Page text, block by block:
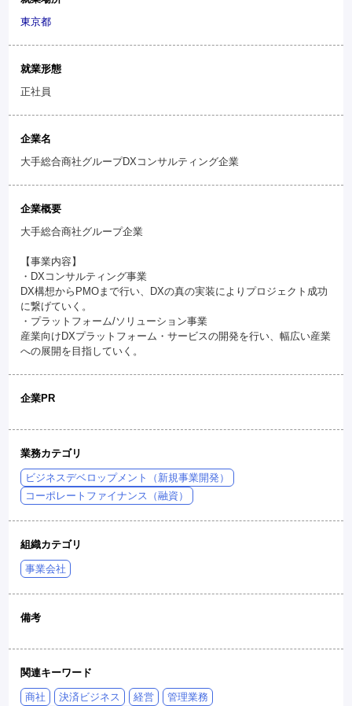
東京都
就業形態
正社員
企業名
大手総合商社グループDXコンサルティング企業
企業概要
大手総合商社グループ企業
【事業内容】
・DXコンサルティング事業
DX構想からPMOまで行い、DXの真の実装によりプロジェクト成功
に繋げていく。
・プラットフォーム/ソリューション事業
産業向けDXプラットフォーム・サービスの開発を行い、幅広い産業
への展開を目指していく。
企業PR
業務カテゴリ
ビジネスデベロップメント（新規事業開発）
コーポレートファイナンス（融資）
組織カテゴリ
事業会社
備考
関連キーワード
商社 決済ビジネス 経営
管理業務